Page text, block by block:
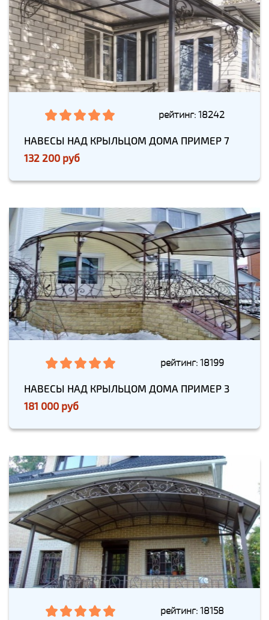
рейтинг: 18242
НАВЕСЫ НАД КРЫЛЬЦОМ ДОМА ПРИМЕР 7
132 200 руб
рейтинг: 18199
НАВЕСЫ НАД КРЫЛЬЦОМ ДОМА ПРИМЕР 3
181 000 руб
рейтинг: 18158